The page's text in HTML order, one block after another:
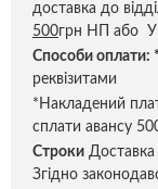
доставка до
500грн НП або
Способи оплати: *
реквізитами
*Накладений
сплати авансу
Строки Доставка
Згідно